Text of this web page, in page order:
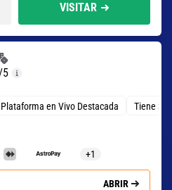
VISITAR
Plataforma en Vivo Destacada Tiene 3
+1
ABRIR